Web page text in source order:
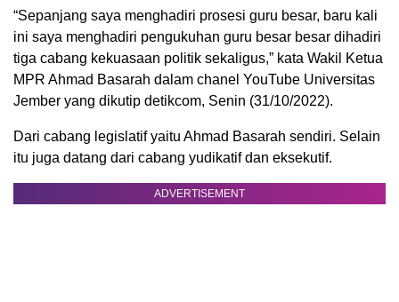
“Sepanjang saya menghadiri prosesi guru besar, baru kali
ini saya menghadiri pengukuhan guru besar besar dihadiri
tiga cabang kekuasaan politik sekaligus,” kata Wakil Ketua
MPR Ahmad Basarah dalam chanel YouTube Universitas
Jember yang dikutip detikcom, Senin (31/10/2022).
Dari cabang legislatif yaitu Ahmad Basarah sendiri. Selain
itu juga datang dari cabang yudikatif dan eksekutif.
ADVERTISEMENT